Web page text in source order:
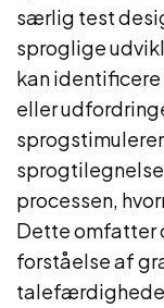
særlig test
sproglige
kan identificere
eller
processen,
Dette omfatter
forståelse af